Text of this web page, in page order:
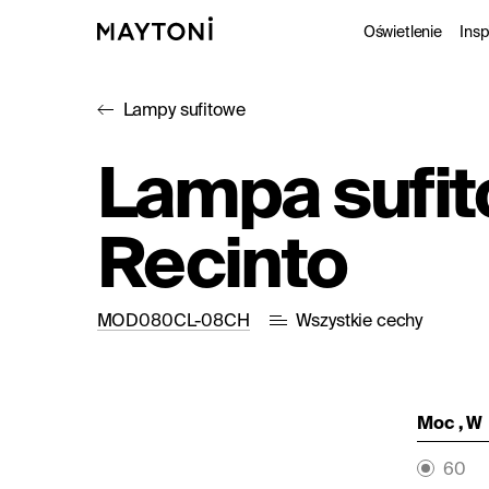
Oświetlenie
Lampy sufitowe
Lampa
Recinto
MOD080CL-08CH Wszystkie cechy
Moc , W
60